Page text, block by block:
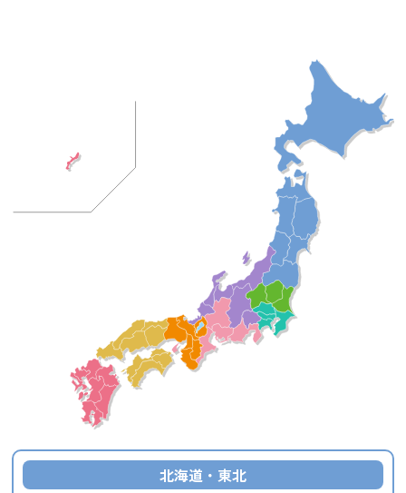
北海道・東北